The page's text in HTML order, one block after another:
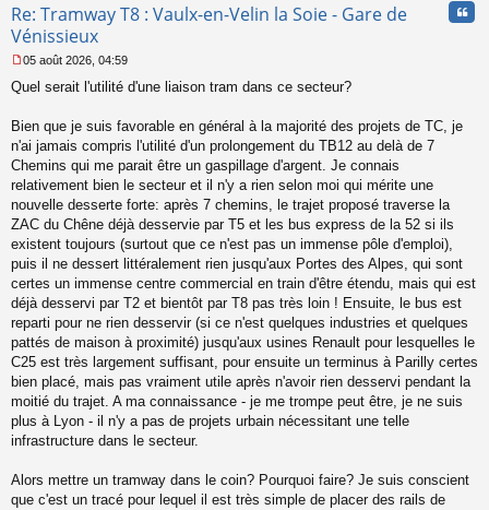
Re: Tramway T8 : Vaulx-en-Velin la Soie - Gare de
Vénissieux
e
s
a
g
e
n
o
n
u
05 août 2026, 04:59
Quel serait l'utilité d'une liaison tram dans ce secteur?
Bien que je suis favorable en général à la majorité des projets de TC, je
n'ai jamais compris l'utilité d'un prolongement du TB12 au delà de 7
Chemins qui me parait être un gaspillage d'argent. Je connais
relativement bien le secteur et il n'y a rien selon moi qui mérite une
nouvelle desserte forte: après 7 chemins, le trajet proposé traverse la
ZAC du Chêne déjà desservie par T5 et les bus express de la 52 si ils
existent toujours (surtout que ce n'est pas un immense pôle d'emploi),
puis il ne dessert littéralement rien jusqu'aux Portes des Alpes, qui sont
certes un immense centre commercial en train d'être étendu, mais qui est
déjà desservi par T2 et bientôt par T8 pas très loin ! Ensuite, le bus est
reparti pour ne rien desservir (si ce n'est quelques industries et quelques
pattés de maison à proximité) jusqu'aux usines Renault pour lesquelles le
C25 est très largement suffisant, pour ensuite un terminus à Parilly certes
bien placé, mais pas vraiment utile après n'avoir rien desservi pendant la
moitié du trajet. A ma connaissance - je me trompe peut être, je ne suis
plus à Lyon - il n'y a pas de projets urbain nécessitant une telle
infrastructure dans le secteur.
Alors mettre un tramway dans le coin? Pourquoi faire? Je suis conscient
que c'est un tracé pour lequel il est très simple de placer des rails de